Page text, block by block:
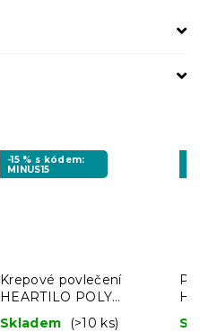
-15 % s kódem:
MINUS15
Krepové povlečení
HEARTILO POLY
béžové
Skladem (>10 ks)